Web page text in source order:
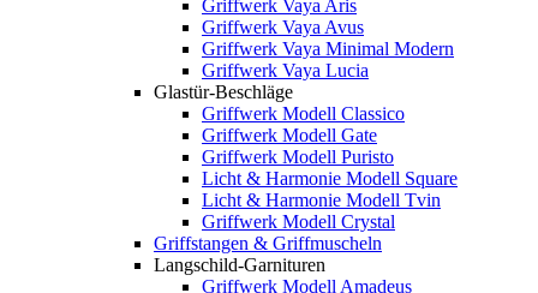
Griffwerk Vaya Aris
Griffwerk Vaya Avus
Griffwerk Vaya Minimal Modern
Griffwerk Vaya Lucia
Glastür-Beschläge
Griffwerk Modell Classico
Griffwerk Modell Gate
Griffwerk Modell Puristo
Licht & Harmonie Modell Square
Licht & Harmonie Modell Tvin
Griffwerk Modell Crystal
Griffstangen & Griffmuscheln
Langschild-Garnituren
Griffwerk Modell Amadeus